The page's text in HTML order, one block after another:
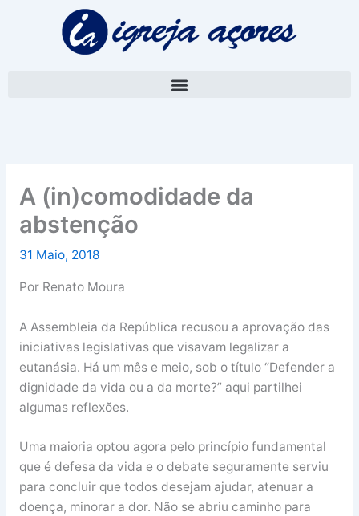
A (in)comodidade da
abstenção
31 Maio, 2018
Por Renato Moura
A Assembleia da República recusou a aprovação das
iniciativas legislativas que visavam legalizar a
eutanásia. Há um mês e meio, sob o título “Defender a
dignidade da vida ou a da morte?” aqui partilhei
algumas reflexões.
Uma maioria optou agora pelo princípio fundamental
que é defesa da vida e o debate seguramente serviu
para concluir que todos desejam ajudar, atenuar a
doença, minorar a dor. Não se abriu caminho para